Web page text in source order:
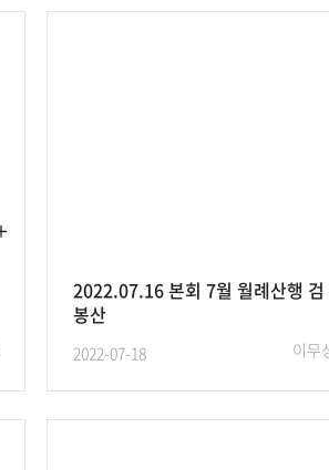
2022.07.16 본회 7월 월례산행 검
봉산
2022-07-18 이무